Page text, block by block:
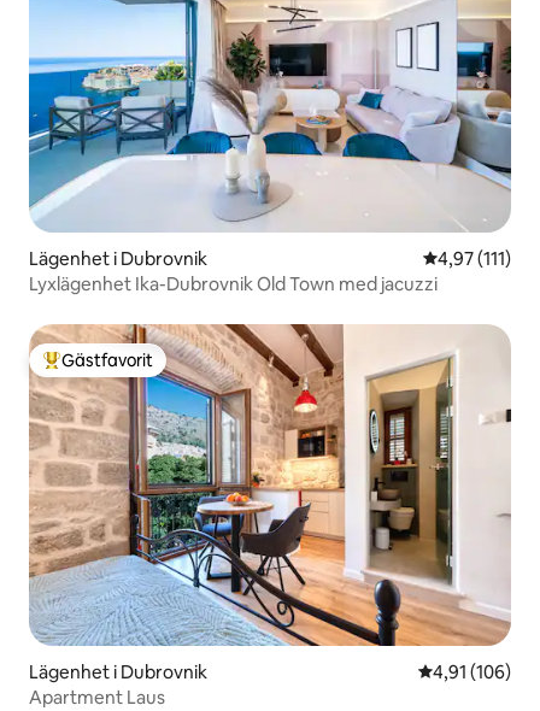
Lägenhet i Dubrovnik 4,97 av 5 i
4,97 (111)
Lyxlägenhet Ika-Dubrovnik Old Town med jacuzzi
Populär gästfavorit
Gästfavorit
Lägenhet i Dubrovnik 4,91 av 5 i
4,91 (106)
Apartment Laus